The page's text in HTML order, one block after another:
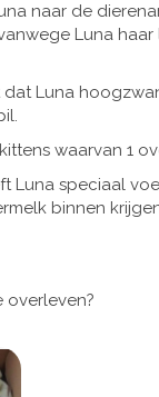
naar de
Luna
Luna
waarvan 1
Luna speciaal
binnen
overleven?